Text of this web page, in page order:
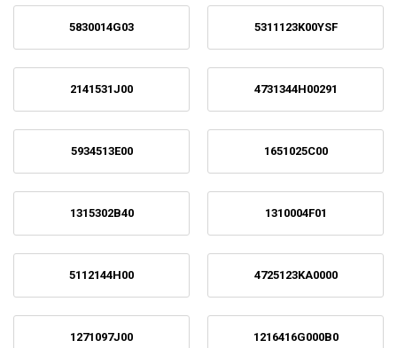
5830014G03 5311123K00YSF
2141531J00 4731344H00291
5934513E00 1651025C00
1315302B40 1310004F01
5112144H00 4725123KA0000
1271097J00 1216416G000B0